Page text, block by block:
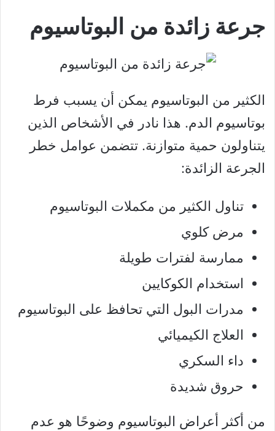
جرعة زائدة من البوتاسيوم
الكثير من البوتاسيوم يمكن أن يسبب فرط
بوتاسيوم الدم. هذا نادر في الأشخاص الذين
يتناولون حمية متوازنة. تتضمن عوامل خطر
الجرعة الزائدة:
تناول الكثير من مكملات البوتاسيوم
مرض كلوي
ممارسة لفترات طويلة
استخدام الكوكايين
مدرات البول التي تحافظ على البوتاسيوم
العلاج الكيميائي
داء السكري
حروق شديدة
من أكثر أعراض البوتاسيوم وضوحًا هو عدم